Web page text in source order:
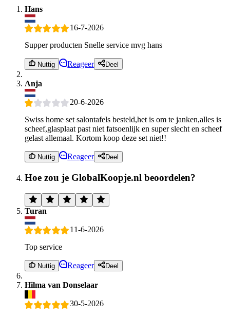
Hans
16-7-2026
Supper producten Snelle service mvg hans
Nuttig Reageer Deel
Anja
20-6-2026
Swiss home set salontafels besteld,het is om te janken,alles is
scheef,glasplaat past niet fatsoenlijk en super slecht en scheef
gelast allemaal. Kortom koop deze set niet!!
Nuttig Reageer Deel
Hoe zou je GlobalKoopje.nl beoordelen?
Turan
11-6-2026
Top service
Nuttig Reageer Deel
Hilma van Donselaar
30-5-2026